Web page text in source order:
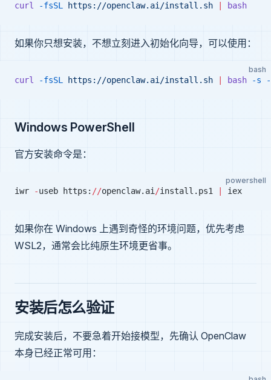
curl -fsSL https://openclaw.ai/install.sh bash
如果你只想安装，不想立刻进入初始化向导，可以使用：
bash
curl -fsSL https://openclaw.ai/install.sh bash -s
Windows PowerShell
官方安装命令是：
powershell
iwr -useb https: //openclaw.ai /install.ps1 iex
如果你在 Windows 上遇到奇怪的环境问题，优先考虑
WSL2，通常会比纯原生环境更省事。
安装后怎么验证
完成安装后，不要急着开始接模型，先确认 OpenClaw
本身已经正常可用：